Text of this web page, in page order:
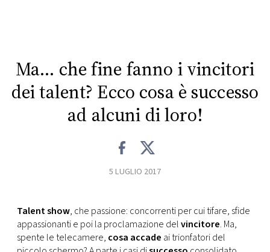
MONACO
RMC
CONSIGLIA
Ma… che fine fanno i vincitori
dei talent? Ecco cosa è successo
ad alcuni di loro!
5 LUGLIO 2017
Talent show, che passione: concorrenti per cui tifare, sfide
appassionanti e poi la proclamazione delvincitore. Ma,
spente le telecamere, cosa accade ai trionfatori del